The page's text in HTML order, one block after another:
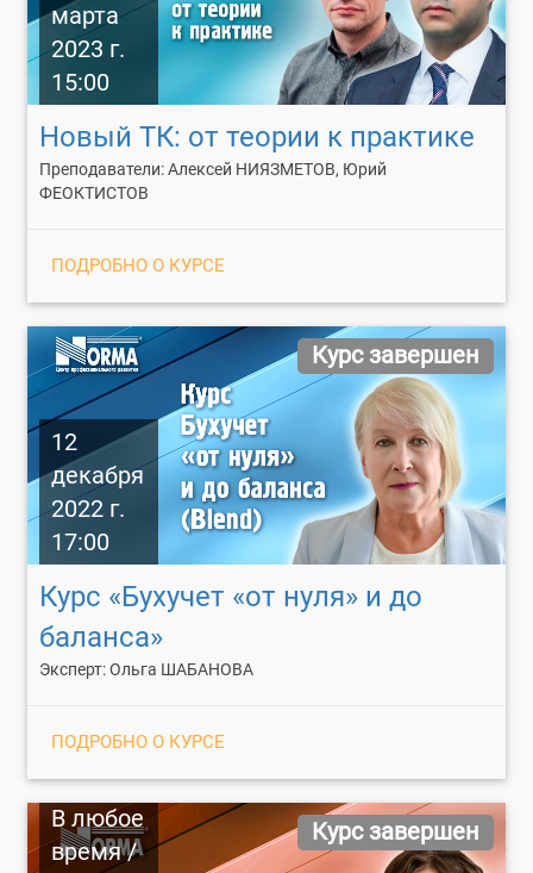
марта
2023 г.
15:00
Новый ТК: от теории к практике
Преподаватели: Алексей НИЯЗМЕТОВ, Юрий
ФЕОКТИСТОВ
ПОДРОБНО О КУРСЕ
12
декабря
2022 г.
17:00
Курс завершен
Курс «Бухучет «от нуля» и до
баланса»
Эксперт: Ольга ШАБАНОВА
ПОДРОБНО О КУРСЕ
В любое
время /
Курс завершен